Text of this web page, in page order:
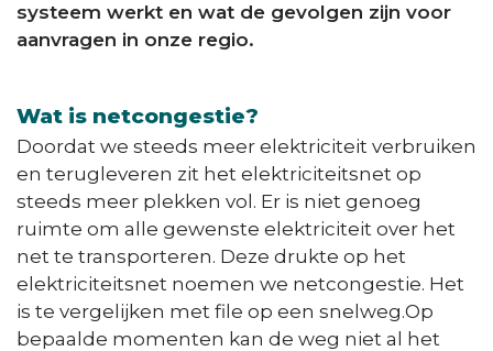
systeem werkt en wat de gevolgen zijn voor
aanvragen in onze regio.
Wat is netcongestie?
Doordat we steeds meer elektriciteit verbruiken
en terugleveren zit het elektriciteitsnet op
steeds meer plekken vol. Er is niet genoeg
ruimte om alle gewenste elektriciteit over het
net te transporteren. Deze drukte op het
elektriciteitsnet noemen we netcongestie. Het
is te vergelijken met file op een snelweg.Op
bepaalde momenten kan de weg niet al het